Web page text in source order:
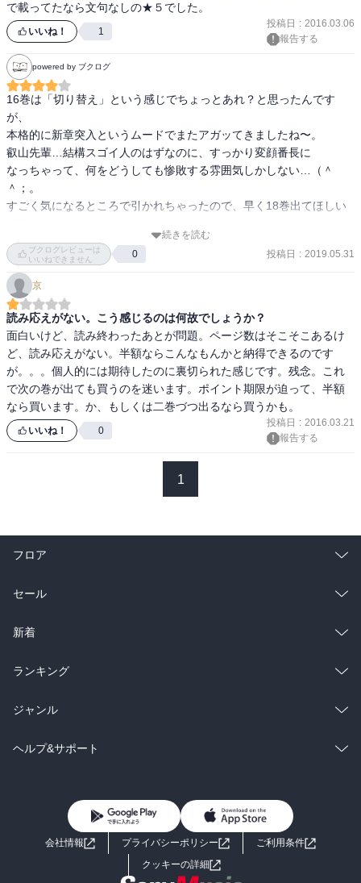
で載ってたなら文句なしの★５でした。
いいね！ 1
投稿日 : 2016.03.06
報告する
powered by ブクログ
16巻は「切り替え」という感じでちょっとあれ？と思ったんです
が、
本格的に新章突入というムードでまたアガッてきましたね〜。
叡山先輩…結構スゴイ人のはずなのに、すっかり変顔番長に
なっちゃって、何をどうしても惨敗する雰囲気しかしない…（＾
＾；。
すごく気になるところで引かれちゃったので、早く18巻出てほしい
続きを読む
ブクログレビューは
いいねできません
0 投稿日 : 2019.05.31
京
読み応えがない。こう感じるのは何故でしょうか？
面白いけど、読み終わったあとが問題。ページ数はそこそこあるけ
ど、読み応えがない。半額ならこんなもんかと納得できるのです
が。。。個人的には期待したのに裏切られた感じです。残念。これ
で次の巻が出ても買うのを迷います。ポイント期限が迫って、半額
なら買います。か、もしくは二巻づつ出るなら買うかも。
いいね！ 0
投稿日 : 2016.03.21
報告する
1
フロア
総合
ラノベ
雑誌・グラビア
BL・TL
セール
総合
ラノベ
雑誌・グラビア
BL・TL
新着
総合
ラノベ
雑誌・グラビア
ランキング
総合
ラノベ
ジャンル
コミック
ライトノベル 男子向けラノベ
小説
ヘルプ&サポート
よくあるご質問 お問い合わせ
会社情報 プライバシーポリシー
ご利用条件
クッキーの詳細